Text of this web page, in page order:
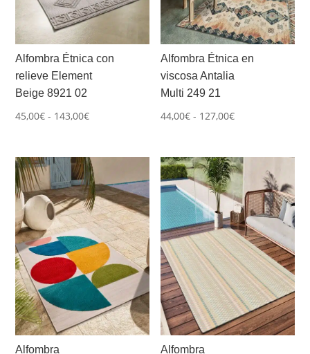
Alfombra Étnica con
relieve Element
Beige 8921 02
45,00€ - 143,00€Rango
desde
45,00€
hasta
143,00€
Alfombra Étnica en
viscosa Antalia
Multi 249 21
44,00€ - 127,00€Rango
desde
44,00€
hasta
127,00€
Alfombra
Alfombra